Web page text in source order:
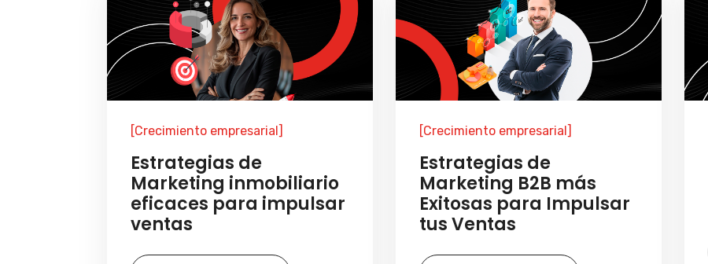
[Crecimiento empresarial]
Estrategias de
Marketing inmobiliario
eficaces para impulsar
ventas
[Crecimiento empresarial]
Estrategias de
Marketing B2B más
Exitosas para Impulsar
tus Ventas